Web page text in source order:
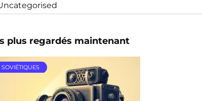
plus regardés maintenant
SOVIÉTIQUES